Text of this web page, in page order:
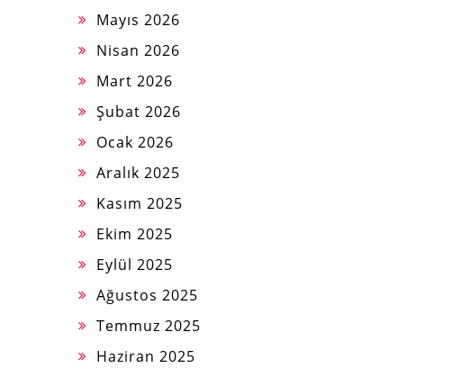
Mayıs 2026
Nisan 2026
Mart 2026
Şubat 2026
Ocak 2026
Aralık 2025
Kasım 2025
Ekim 2025
Eylül 2025
Ağustos 2025
Temmuz 2025
Haziran 2025